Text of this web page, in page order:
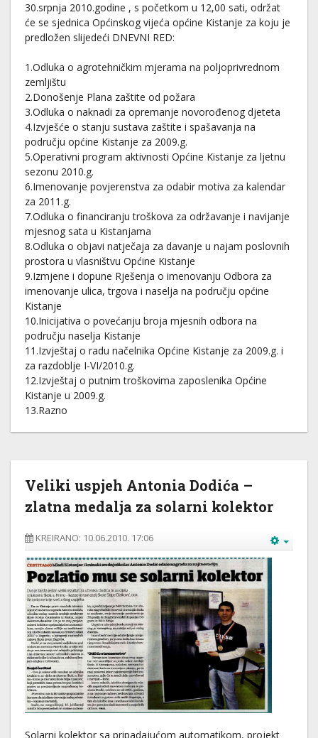
30.srpnja 2010.godine , s početkom u 12,00 sati, održat
će se sjednica Općinskog vijeća općine Kistanje za koju je
predložen slijedeći DNEVNI RED:
1.Odluka o agrotehničkim mjerama na poljoprivrednom
zemljištu
2.Donošenje Plana zaštite od požara
3.Odluka o naknadi za opremanje novorođenog djeteta
4.Izvješće o stanju sustava zaštite i spašavanja na
području općine Kistanje za 2009.g.
5.Operativni program aktivnosti Općine Kistanje za ljetnu
sezonu 2010.g.
6.Imenovanje povjerenstva za odabir motiva za kalendar
za 2011.g.
7.Odluka o financiranju troškova za održavanje i navijanje
mjesnog sata u Kistanjama
8.Odluka o objavi natječaja za davanje u najam poslovnih
prostora u vlasništvu Općine Kistanje
9.Izmjene i dopune Rješenja o imenovanju Odbora za
imenovanje ulica, trgova i naselja na području općine
Kistanje
10.Inicijativa o povećanju broja mjesnih odbora na
području naselja Kistanje
11.Izvještaj o radu načelnika Općine Kistanje za 2009.g. i
za razdoblje I-VI/2010.g.
12.Izvještaj o putnim troškovima zaposlenika Općine
Kistanje u 2009.g.
13.Razno
Veliki uspjeh Antonia Dodića –
zlatna medalja za solarni kolektor
KREIRANO: 10.06.2010. 17:06
Solarni kolektor sa pripadajućom automatikom, projekt